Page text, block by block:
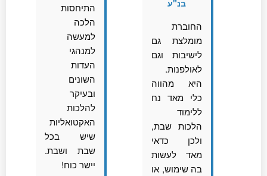
בנ"ע
החוברת
מומלצת גם
לישיבות וגם
לאולפנות.
היא מהווה
כלי מאד נח
ללימוד
הלכות שבת,
ולכן כדאי
מאד לעשות
בה שימוש, או
התיחסות
הלכה
למעשה
למנהגי
העדות
השונים
ובעיקר
להלכות
האקטואליות
שיש בכל
שבת ושבת.
יישר כוח!